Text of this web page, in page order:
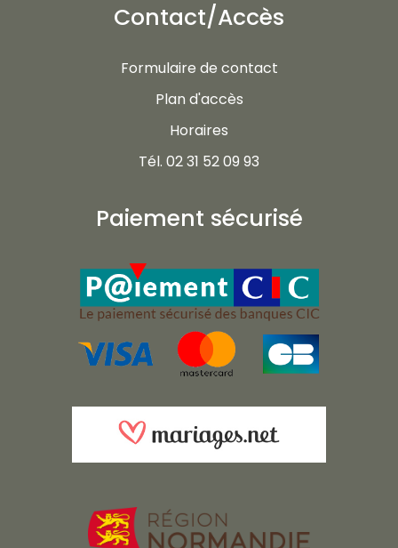
Contact/Accès
Formulaire de contact
Plan d'accès
Horaires
Tél. 02 31 52 09 93
Paiement sécurisé